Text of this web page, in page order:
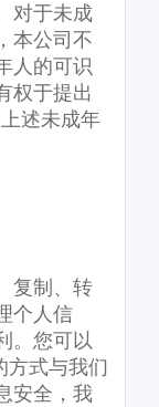
对于未成
本公司不
人的可识
权于提出
述未成年
复制、转
个人信
。您可以
方式与我们
安全，我